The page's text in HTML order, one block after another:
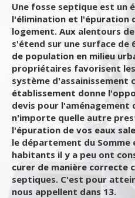
Une fosse septique est un
l'élimination et l'épuration
logement. Aux alentours
s'étend sur une surface de
de population en milieu
propriétaires favorisent
système d'assainissement
établissement donne
devis pour l'aménagement
n'importe quelle autre
l'épuration de vos eaux
le département du Somme
habitants il y a peu ont
curer de manière correcte
septiques. C'est pour
nous appellent dans 13.